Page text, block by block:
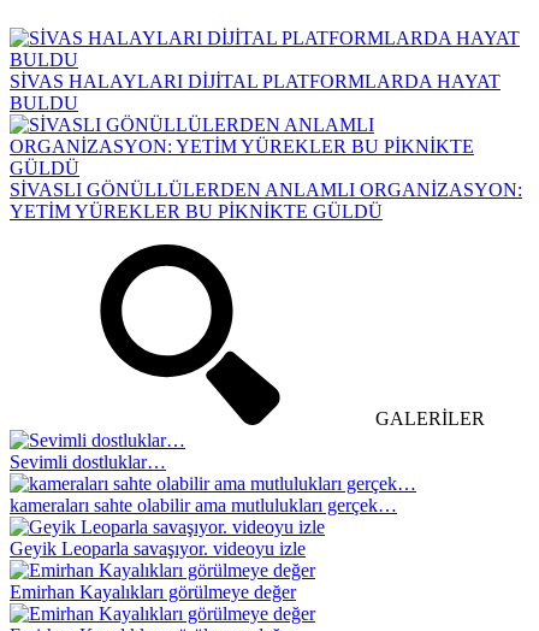
SİVAS HALAYLARI DİJİTAL PLATFORMLARDA HAYAT
BULDU
SİVASLI GÖNÜLLÜLERDEN ANLAMLI ORGANİZASYON:
YETİM YÜREKLER BU PİKNİKTE GÜLDÜ
GALERİLER
Sevimli dostluklar…
kameraları sahte olabilir ama mutlulukları gerçek…
Geyik Leoparla savaşıyor. videoyu izle
Emirhan Kayalıkları görülmeye değer